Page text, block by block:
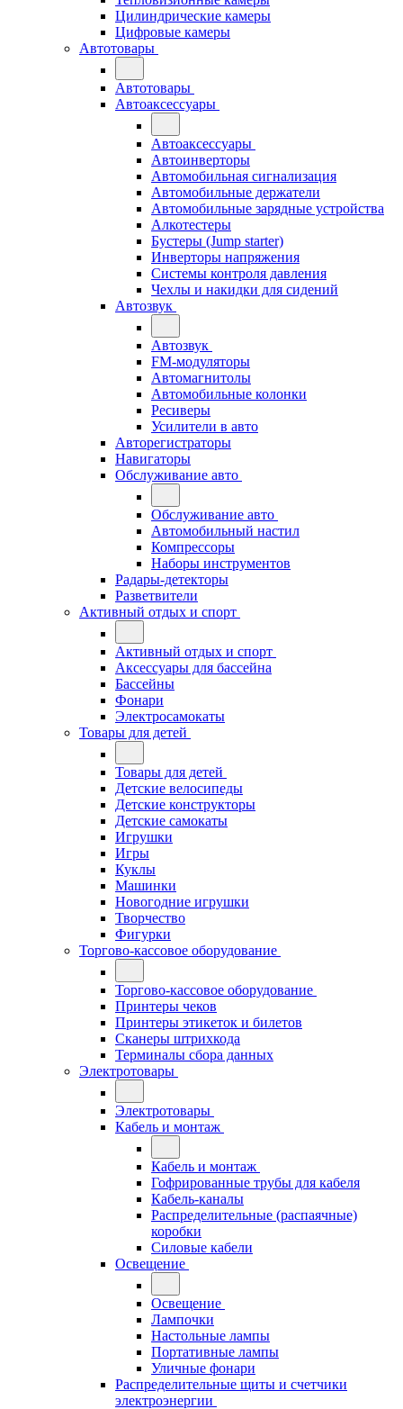
Цилиндрические камеры
Цифровые камеры
Автотовары
Автотовары
Автоаксессуары
Автоаксессуары
Автоинверторы
Автомобильная сигнализация
Автомобильные держатели
Автомобильные зарядные устройства
Алкотестеры
Бустеры (Jump starter)
Инверторы напряжения
Системы контроля давления
Чехлы и накидки для сидений
Автозвук
Автозвук
FM-модуляторы
Автомагнитолы
Автомобильные колонки
Ресиверы
Усилители в авто
Авторегистраторы
Навигаторы
Обслуживание авто
Обслуживание авто
Автомобильный настил
Компрессоры
Наборы инструментов
Радары-детекторы
Разветвители
Активный отдых и спорт
Активный отдых и спорт
Аксессуары для бассейна
Бассейны
Фонари
Электросамокаты
Товары для детей
Товары для детей
Детские велосипеды
Детские конструкторы
Детские самокаты
Игрушки
Игры
Куклы
Машинки
Новогодние игрушки
Творчество
Фигурки
Торгово-кассовое оборудование
Торгово-кассовое оборудование
Принтеры чеков
Принтеры этикеток и билетов
Сканеры штрихкода
Терминалы сбора данных
Электротовары
Электротовары
Кабель и монтаж
Кабель и монтаж
Гофрированные трубы для кабеля
Кабель-каналы
Распределительные (распаячные)
коробки
Силовые кабели
Освещение
Освещение
Лампочки
Настольные лампы
Портативные лампы
Уличные фонари
Распределительные щиты и счетчики
электроэнергии